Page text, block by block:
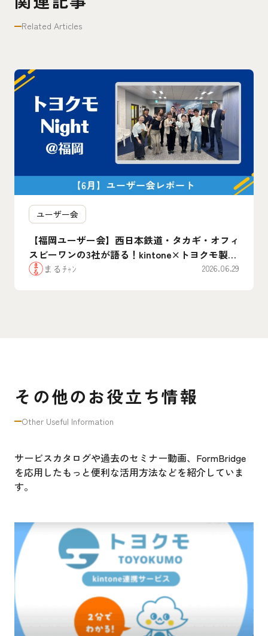
Related Articles
ユーザー会
【福岡ユーザー会】西日本鉄道・タカギ・オフィ
スビーワンの3社が語る！kintone×トヨクモ製品
のリアルな”腹割”活用事例まとめ
まるﾁｬﾝ 2026.06.29
その他のお役立ち情報
Other Useful Information
サービスカタログや過去のセミナー動画、FormBridge
を応用したもっと便利な活用方法などを紹介していま
す。